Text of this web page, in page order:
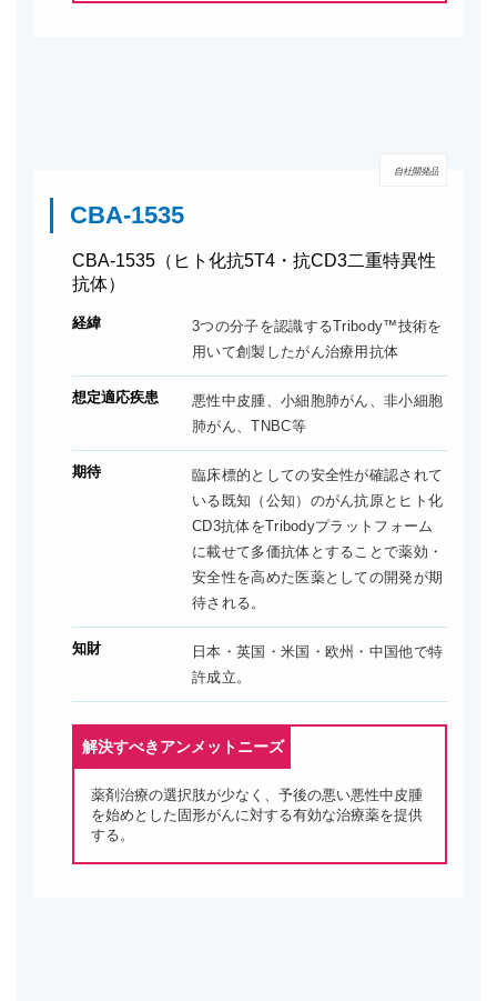
CBA-1535
自社開発品
CBA-1535（ヒト化抗5T4・抗CD3二重特異性
抗体）
経緯
3つの分子を認識するTribody™技術を
用いて創製したがん治療用抗体
想定適応疾患
悪性中皮腫、小細胞肺がん、非小細胞
肺がん、TNBC等
期待
臨床標的としての安全性が確認されて
いる既知（公知）のがん抗原とヒト化
CD3抗体をTribodyプラットフォーム
に載せて多価抗体とすることで薬効・
安全性を高めた医薬としての開発が期
待される。
知財
日本・英国・米国・欧州・中国他で特
許成立。
解決すべきアンメットニーズ
薬剤治療の選択肢が少なく、予後の悪い悪性中皮腫
を始めとした固形がんに対する有効な治療薬を提供
する。